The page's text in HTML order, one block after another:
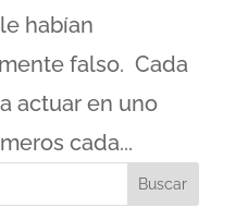
habían
falso. Cada
actuar en uno
cada...